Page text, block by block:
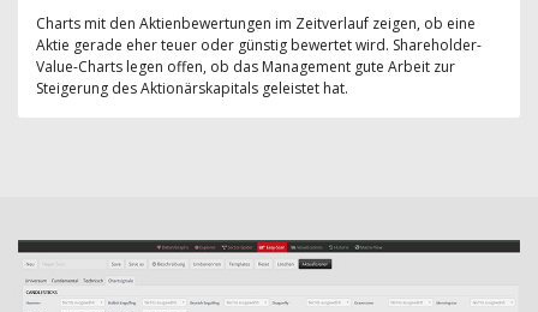
Charts mit den Aktienbewertungen im Zeitverlauf zeigen, ob eine
Aktie gerade eher teuer oder günstig bewertet wird. Shareholder-
Value-Charts legen offen, ob das Management gute Arbeit zur
Steigerung des Aktionärskapitals geleistet hat.